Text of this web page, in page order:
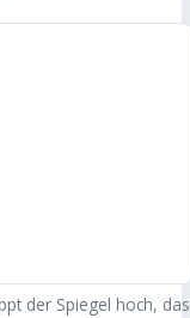
der Spiegel hoch, das